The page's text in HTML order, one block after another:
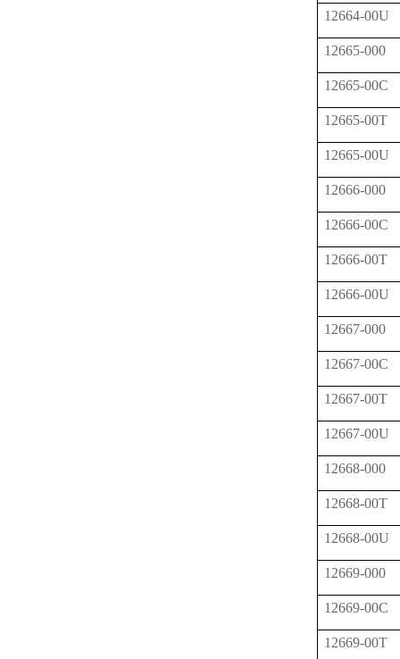
12664-00U
12665-000
12665-00C
12665-00T
12665-00U
12666-000
12666-00C
12666-00T
12666-00U
12667-000
12667-00C
12667-00T
12667-00U
12668-000
12668-00T
12668-00U
12669-000
12669-00C
12669-00T